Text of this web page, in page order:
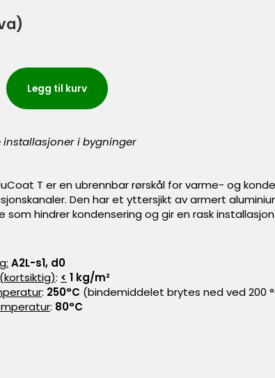
Legg til kurv
installasjoner i bygninger
T er en ubrennbar rørskål for varme- og
Den har et yttersjikt av armert
som hindrer kondensering og gir en rask installasjon.
A2L-s1, d0
: < 1 kg/m²
: 250°C (bindemiddelet brytes ned ved 200
: 80°C